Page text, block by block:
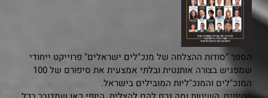
הספר "סודות ההצלחה של מנכ"לים ישראלים" פרוייקט ייחודי
שמפגיש בצורה אותנטית ובלתי אמצעית את סיפורם של 100
המנכ"לים והמנכ"ליות המובילים בישראל.